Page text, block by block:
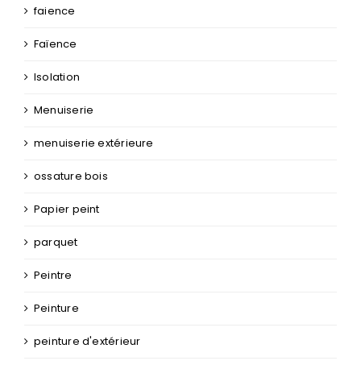
faience
Faïence
Isolation
Menuiserie
menuiserie extérieure
ossature bois
Papier peint
parquet
Peintre
Peinture
peinture d'extérieur